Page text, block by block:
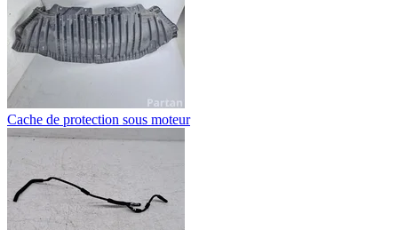
Cache de protection sous moteur